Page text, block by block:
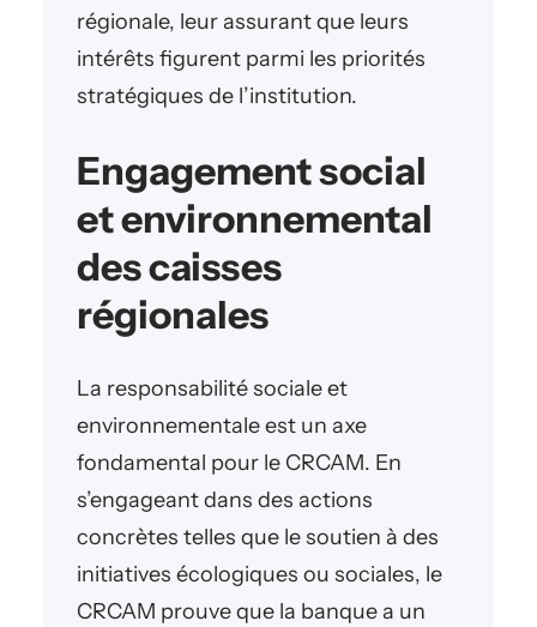
régionale, leur assurant que leurs
intérêts figurent parmi les priorités
stratégiques de l’institution.
Engagement social
et environnemental
des caisses
régionales
La responsabilité sociale et
environnementale est un axe
fondamental pour le CRCAM. En
s’engageant dans des actions
concrètes telles que le soutien à des
initiatives écologiques ou sociales, le
CRCAM prouve que la banque a un